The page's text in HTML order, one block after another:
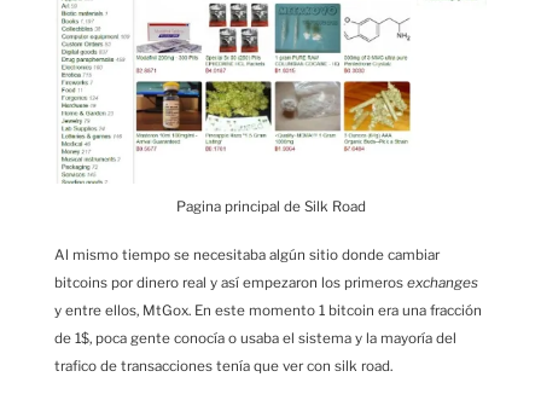
Pagina principal de Silk Road
Al mismo tiempo se necesitaba algún sitio donde cambiar
bitcoins por dinero real y así empezaron los primeros exchanges
y entre ellos, MtGox. En este momento 1 bitcoin era una fracción
de 1$, poca gente conocía o usaba el sistema y la mayoría del
trafico de transacciones tenía que ver con silk road.